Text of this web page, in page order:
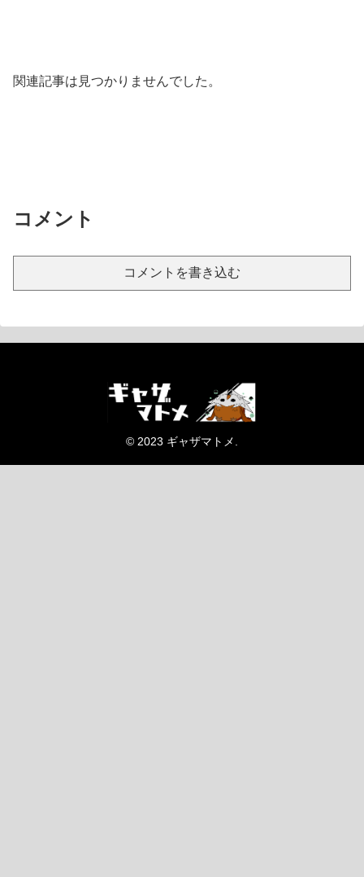
関連記事は見つかりませんでした。
コメント
コメントを書き込む
© 2023 ギャザマトメ.